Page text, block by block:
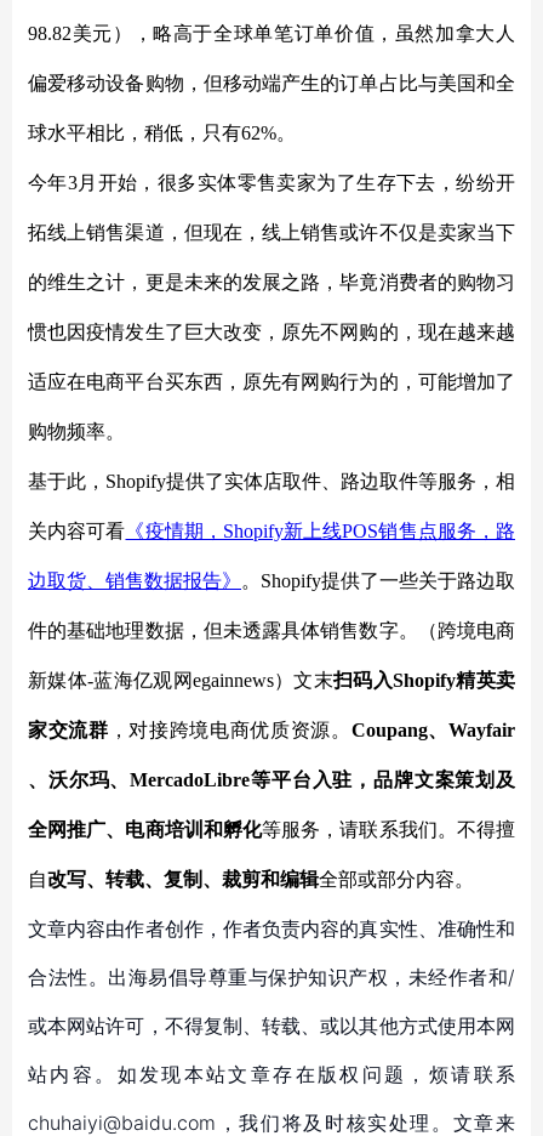
98.82美元），略高于全球单笔订单价值，虽然加拿大人
偏爱移动设备购物，但移动端产生的订单占比与美国和全
球水平相比，稍低，只有62%。
今年3月开始，很多实体零售卖家为了生存下去，纷纷开
拓线上销售渠道，但现在，线上销售或许不仅是卖家当下
的维生之计，更是未来的发展之路，毕竟消费者的购物习
惯也因疫情发生了巨大改变，原先不网购的，现在越来越
适应在电商平台买东西，原先有网购行为的，可能增加了
购物频率。
基于此，Shopify提供了实体店取件、路边取件等服务，相
关内容可看 《疫情期，Shopify新上线POS销售点服务，路
边取货、销售数据报告》 。Shopify提供了一些关于路边取
件的基础地理数据，但未透露具体销售数字。（跨境电商
新媒体-蓝海亿观网egainnews）文末扫码入Shopify精英卖
家交流群 ，对接跨境电商优质资源。 Coupang、Wayfair
、沃尔玛、MercadoLibre等平台入驻，品牌文案策划及
全网推广、电商培训和孵化等服务，请联系我们。不得擅
自改写、转载、复制、裁剪和编辑全部或部分内容。
文章内容由作者创作，作者负责内容的真实性、准确性和
合法性。出海易倡导尊重与保护知识产权，未经作者和/
或本网站许可，不得复制、转载、或以其他方式使用本网
站内容。如发现本站文章存在版权问题，烦请联系
chuhaiyi@baidu.com，我们将及时核实处理。文章来